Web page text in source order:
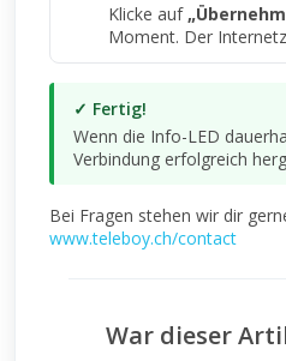
Klicke auf
Moment. Der
✓ Fertig!
Wenn die Info-LED
Verbindung erfolgreich
Bei Fragen stehen wir dir
www.teleboy.ch/contact
War dieser